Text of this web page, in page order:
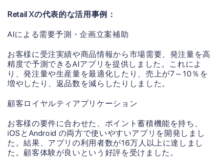
Retail Xの代表的な活用事例：
AIによる需要予測・企画立案補助
お客様に受注実績や商品情報から市場需要、発注量を高
精度で予測できるAIアプリを提供しました。これによ
り、発注量や生産量を最適化したり、売上が7～10％を
増やしたり、返品数を減らしたりしました。
顧客ロイヤルティアプリケーション
お客様の要件に合わせた、ポイント蓄積機能を持ち、
iOSとAndroid の両方で使いやすいアプリを開発しまし
た。結果、アプリの利用者数が16万人以上に達しまし
た。顧客体験が良いという好評を受けました。